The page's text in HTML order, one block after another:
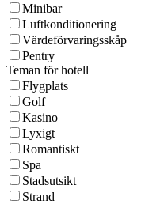
Minibar
Luftkonditionering
Värdeförvaringsskåp
Pentry
Teman för hotell
Flygplats
Golf
Kasino
Lyxigt
Romantiskt
Spa
Stadsutsikt
Strand